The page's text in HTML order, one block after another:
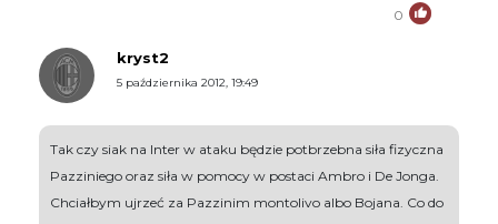
0
kryst2
5 października 2012, 19:49
Tak czy siak na Inter w ataku będzie potbrzebna siła fizyczna
Pazziniego oraz siła w pomocy w postaci Ambro i De Jonga.
Chciałbym ujrzeć za Pazzinim montolivo albo Bojana. Co do